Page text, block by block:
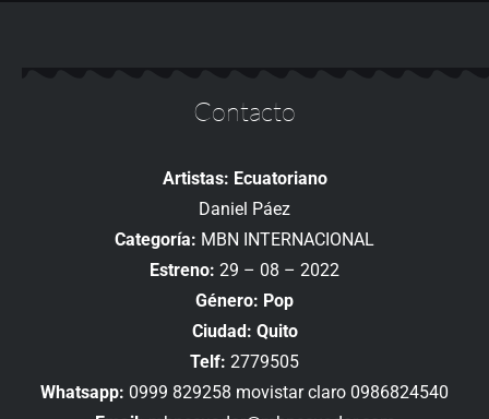
Contacto
Artistas: Ecuatoriano
Daniel Páez
Categoría: MBN INTERNACIONAL
Estreno: 29 – 08 – 2022
Género: Pop
Ciudad: Quito
Telf: 2779505
Whatsapp: 0999 829258 movistar claro 0986824540